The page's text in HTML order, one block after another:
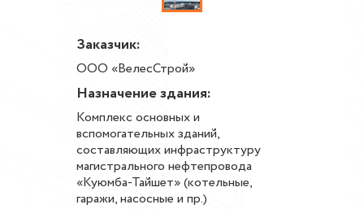
Заказчик:
ООО «ВелесСтрой»
Назначение здания:
Комплекс основных и
вспомогательных зданий,
составляющих инфраструктуру
магистрального нефтепровода
«Куюмба-Тайшет» (котельные,
гаражи, насосные и пр.)